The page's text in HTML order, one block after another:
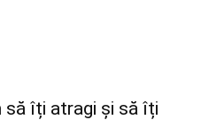
să îți atragi și să îți